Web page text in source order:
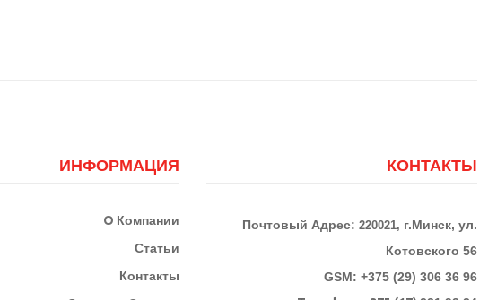
ИНФОРМАЦИЯ
О Компании
Статьи
Контакты
КОНТАКТЫ
Почтовый Адрес: 220021, г.Минск, ул.
Котовского 56
GSM: +375 (29) 306 36 96